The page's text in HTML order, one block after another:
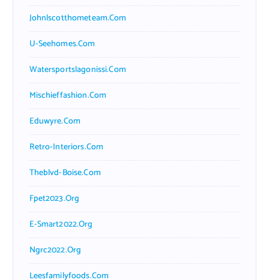
Johnlscotthometeam.com
U-Seehomes.com
Watersportslagonissi.com
Mischieffashion.com
Eduwyre.com
Retro-Interiors.com
Theblvd-Boise.com
Fpet2023.org
E-Smart2022.org
Ngrc2022.org
Leesfamilyfoods.com